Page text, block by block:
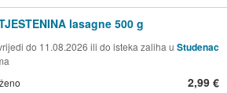
lasagne 500 g
do 11.08.2026 ili do isteka zaliha u Studenac
2,99 €